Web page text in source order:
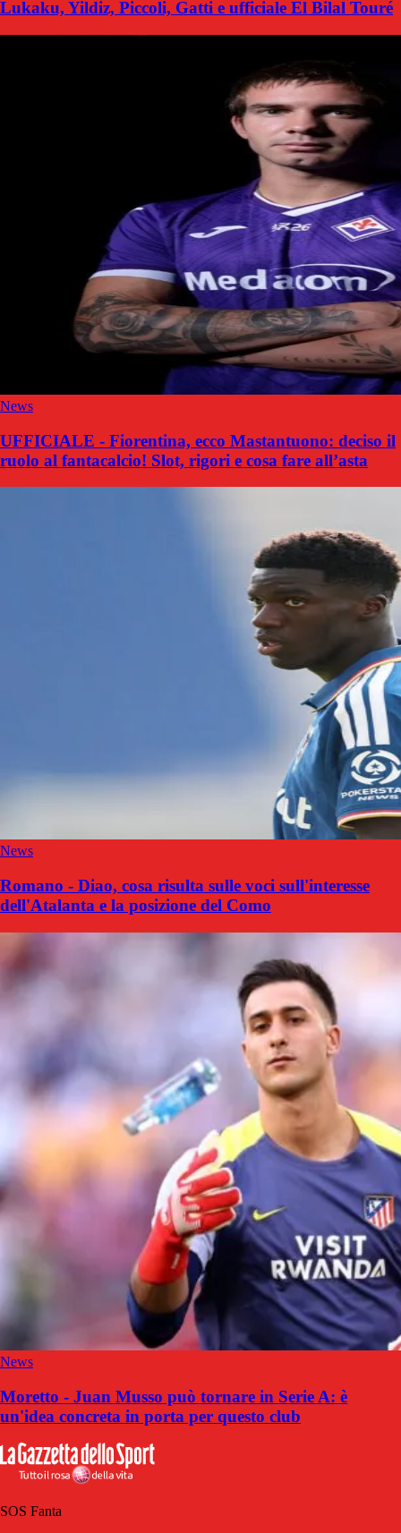
Lukaku, Yildiz, Piccoli, Gatti e ufficiale El Bilal Touré
News
UFFICIALE - Fiorentina, ecco Mastantuono: deciso il
ruolo al fantacalcio! Slot, rigori e cosa fare all’asta
News
Romano - Diao, cosa risulta sulle voci sull'interesse
dell'Atalanta e la posizione del Como
News
Moretto - Juan Musso può tornare in Serie A: è
un'idea concreta in porta per questo club
SOS Fanta